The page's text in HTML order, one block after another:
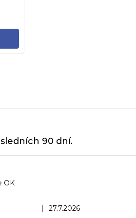
90 dní.
obchodu je 5 z 5 hvězdiček.
| 27.7.2026
OK